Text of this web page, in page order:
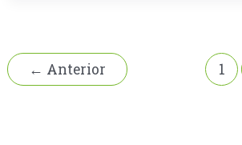
← Anterior 1